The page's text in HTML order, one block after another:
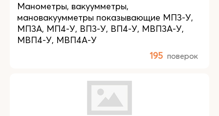
Манометры, вакуумметры,
мановакуумметры показывающие МП3-У,
МП3А, МП4-У, ВП3-У, ВП4-У, МВП3А-У,
МВП4-У, МВП4А-У
195 поверок